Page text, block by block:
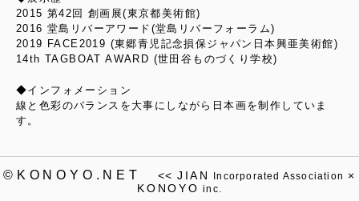
2015 第42回 創画展(東京都美術館)
2016 堂島リバーアワード(堂島リバーフォーラム)
2019 FACE2019 (東郷青児記念損保ジャパン日本興亜美術館)
14th TAGBOAT AWARD (世田谷ものづくり学校)
◆インフォメーション
線と色彩のバランスを大事にしながら日本画を制作していま
す。
©KONOYO.NET << JIAN Incorporated Association ×
KONOYO inc.